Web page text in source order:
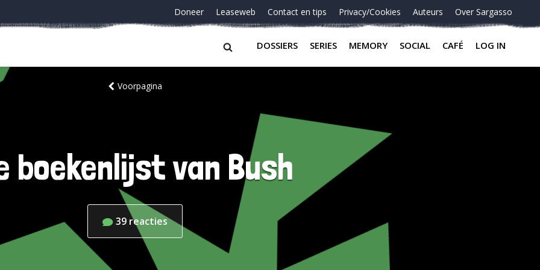
Doneer Leaseweb Contact en tips Privacy/Cookies Auteurs Over Sargasso
DOSSIERS SERIES MEMORY SOCIAL CAFÉ LOG IN
Voorpagina
boekenlijst van Bush
39 reacties